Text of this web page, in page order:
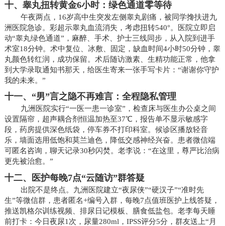
十、睾丸扭转黄金6小时：绿色通道零等待
午夜两点，16岁高中生突发左侧睾丸剧痛，被同学搀扶进九
洲医院急诊。彩超示睾丸血流消失，考虑扭转540°。医院立即启
动“睾丸绿色通道”，麻醉、手术、护士三线同步，从入院到进手
术室18分钟。术中复位、冰敷、固定，缺血时间4小时50分钟，睾
丸颜色转红润，成功保留。术后随访激素、生精功能正常，他拿
到大学录取通知书那天，给医生寄来一张手写卡片：“谢谢你守护
我的未来。”
十一、“男”言之隐不再难言：全程隐私管理
九洲医院实行“一医一患一诊室”，检查床与医生办公桌之间
设置隔帘，超声耦合剂恒温加热至37℃，报告单不显示敏感字
段，药房提供深色纸袋，停车券不打印科室。候诊区播放轻音
乐，墙面选用低饱和莫兰迪色，降低交感神经兴奋。患者微信端
可匿名咨询，聊天记录30秒闪焚。老李说：“在这里，尊严比治病
更先被治愈。”
十二、医护每晚7点“云随访”群答疑
出院不是终点。九洲医院建立“夜尿侠”“硬汉子”“准时先
生”等微信群，患者匿名+编号入群，每晚7点值班医护上线答疑，
推送凯格尔训练视频、排尿日记模板、膳食低盐包。老李每天睡
前打卡：今日夜尿1次，尿量280ml，IPSS评分5分，群友送上“月